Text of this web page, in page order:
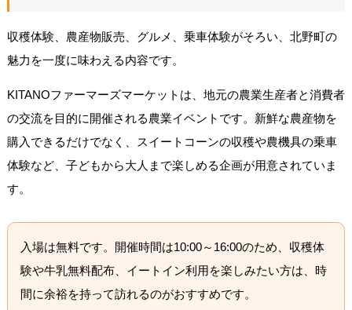
収穫体験、農産物販売、グルメ、乗車体験がそろい、北野町の
魅力を一度に味わえる内容です。
KITANOファーマーズマーケットは、地元の農業生産者と消費者
の交流を目的に開催される農業イベントです。新鮮な農産物を
購入できるだけでなく、スイートコーンの収穫や農機具の乗車
体験など、子どもから大人まで楽しめる企画が用意されていま
す。
入場は無料です。開催時間は10:00～16:00のため、収穫体
験や牛乳無料配布、イートイン利用を楽しみたい方は、時
間に余裕を持って訪れるのがおすすめです。